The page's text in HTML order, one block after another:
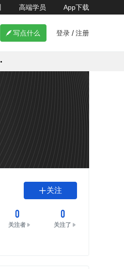
高端学员 App下载
 写点什么 登录 / 注册
关注
0
关注者
0
关注了